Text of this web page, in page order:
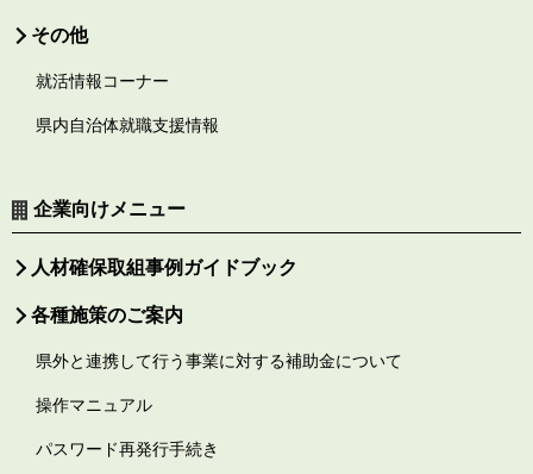
その他
就活情報コーナー
県内自治体就職支援情報
企業向けメニュー
人材確保取組事例ガイドブック
各種施策のご案内
県外と連携して行う事業に対する補助金について
操作マニュアル
パスワード再発行手続き